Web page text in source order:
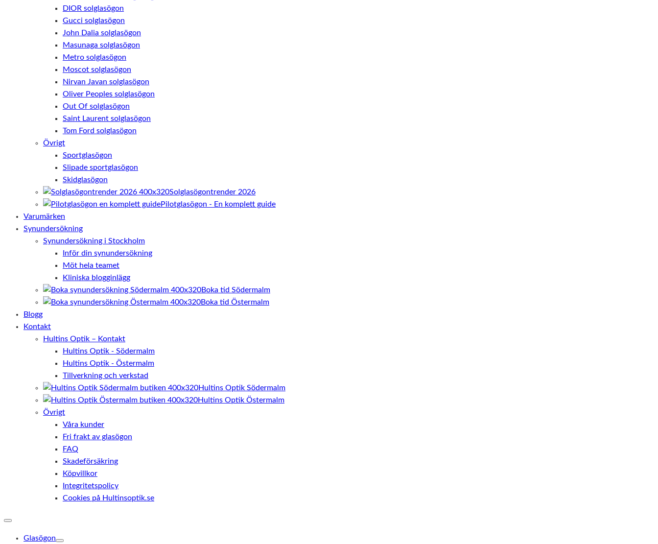
DIOR solglasögon
Gucci solglasögon
John Dalia solglasögon
Masunaga solglasögon
Metro solglasögon
Moscot solglasögon
Nirvan Javan solglasögon
Oliver Peoples solglasögon
Out Of solglasögon
Saint Laurent solglasögon
Tom Ford solglasögon
Övrigt
Sportglasögon
Slipade sportglasögon
Skidglasögon
Solglasögontrender 2026
Pilotglasögon - En komplett guide
Varumärken
Synundersökning
Synundersökning i Stockholm
Inför din synundersökning
Möt hela teamet
Kliniska blogginlägg
Boka tid Södermalm
Boka tid Östermalm
Blogg
Kontakt
Hultins Optik – Kontakt
Hultins Optik - Södermalm
Hultins Optik - Östermalm
Tillverkning och verkstad
Hultins Optik Södermalm
Hultins Optik Östermalm
Övrigt
Våra kunder
Fri frakt av glasögon
FAQ
Skadeförsäkring
Köpvillkor
Integritetspolicy
Cookies på Hultinsoptik.se
Glasögon